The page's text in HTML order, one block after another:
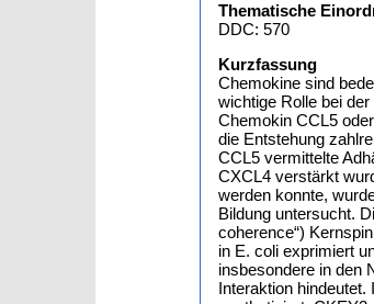
Thematische
DDC: 570
Kurzfassung
Chemokine sind
wichtige Rolle bei
Chemokin CCL5
die Entstehung
CCL5 vermittelte
CXCL4 verstärkt
werden konnte,
Bildung untersucht.
coherence“)
in E. coli exprimiert
insbesondere in den
Interaktion